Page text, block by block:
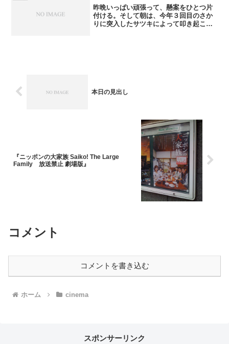
昨晩いっぱい頑張って、懸案をひとつ片
付ける。そして朝は、今年３回目のさか
りに突入したサツキによって叩き起こさ
本日の見出し
『ニッポンの大家族 Saiko! The Large
Family 放送禁止 劇場版』
コメント
コメントを書き込む
ホーム cinema
スポンサーリンク